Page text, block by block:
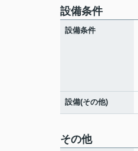
設備条件
設備条件
設備(その他)
その他